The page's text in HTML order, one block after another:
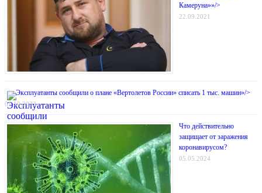
Камеруна»»/>
22.09.2021
Эксплуатанты сообщили о плане «Вертолетов России» списать 1 тыс. машин»/>
01.10.2022
Что действительно
защищает от заражения
коронавирусом?
05.05.2024